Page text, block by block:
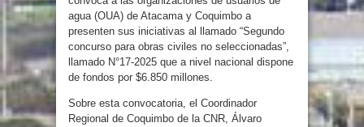
agua (OUA) de Atacama y Coquimbo a
presenten sus iniciativas al llamado “Segundo
concurso para obras civiles no seleccionadas”,
llamado N°17-2025 que a nivel nacional dispone
de fondos por $6.850 millones.
Sobre esta convocatoria, el Coordinador
Regional de Coquimbo de la CNR, Álvaro